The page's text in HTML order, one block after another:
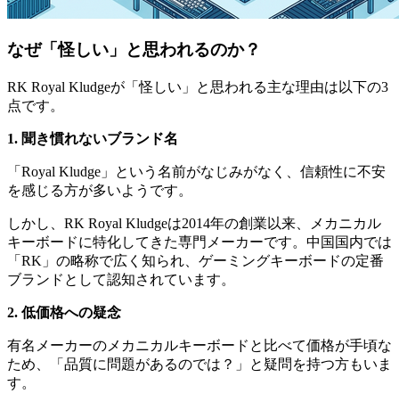
なぜ「怪しい」と思われるのか？
RK Royal Kludgeが「怪しい」と思われる主な理由は以下の3
点です。
1. 聞き慣れないブランド名
「Royal Kludge」という名前がなじみがなく、信頼性に不安
を感じる方が多いようです。
しかし、RK Royal Kludgeは2014年の創業以来、メカニカル
キーボードに特化してきた専門メーカーです。中国国内では
「RK」の略称で広く知られ、ゲーミングキーボードの定番
ブランドとして認知されています。
2. 低価格への疑念
有名メーカーのメカニカルキーボードと比べて価格が手頃な
ため、「品質に問題があるのでは？」と疑問を持つ方もいま
す。